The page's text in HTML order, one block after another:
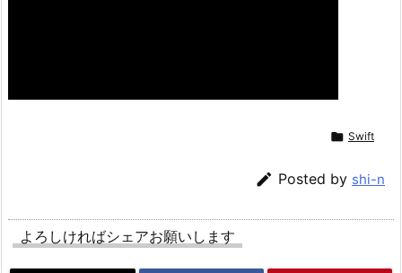
 Swift
 Posted by shi-n
よろしければシェアお願いします